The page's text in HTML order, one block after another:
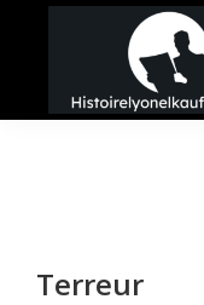
principal
barreHistoire
Terreur